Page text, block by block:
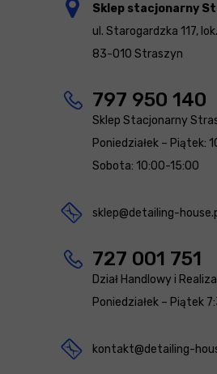
Sklep stacjonarny
ul. Starogardzka 117,
83-010 Straszyn
797 950 140
Sklep Stacjonarny
Poniedziałek – Piątek:
Sobota: 10:00-15:00
sklep@detailing-
727 001 751
Dział Handlowy i
Poniedziałek – Piątek
kontakt@detailing-